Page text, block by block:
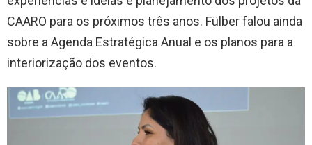
CAARO para os próximos três anos. Fülber falou ainda
sobre a Agenda Estratégica Anual e os planos para a
interiorização dos eventos.